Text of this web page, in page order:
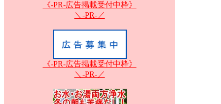
《-PR-広告掲載受付中枠》
＼-PR-／
《-PR-広告掲載受付中枠》
＼-PR-／